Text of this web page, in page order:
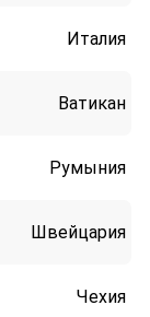
Италия
Ватикан
Румыния
Швейцария
Чехия